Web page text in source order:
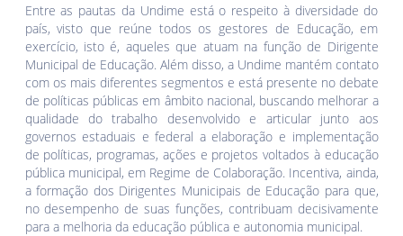
Entre as pautas da Undime está o respeito à diversidade do
país, visto que reúne todos os gestores de Educação, em
exercício, isto é, aqueles que atuam na função de Dirigente
Municipal de Educação. Além disso, a Undime mantém contato
com os mais diferentes segmentos e está presente no debate
de políticas públicas em âmbito nacional, buscando melhorar a
qualidade do trabalho desenvolvido e articular junto aos
governos estaduais e federal a elaboração e implementação
de políticas, programas, ações e projetos voltados à educação
pública municipal, em Regime de Colaboração. Incentiva, ainda,
a formação dos Dirigentes Municipais de Educação para que,
no desempenho de suas funções, contribuam decisivamente
para a melhoria da educação pública e autonomia municipal.